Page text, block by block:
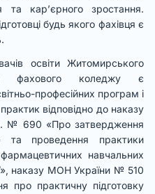
та кар’єрного зростання.
будь якого фахівця є
освіти Житомирського
фахового коледжу є
професійних програм і
відповідно до наказу
№ 690 «Про затвердження
та проведення практики
навчальних
наказу МОН України № 510
про практичну підготовку